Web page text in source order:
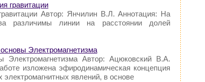
гравитации
Автор: Янчилин В.Л. Аннотация: На
различимы линии на расстоянии долей
Электромагнетизма
Электромагнетизма Автор: Ацюковский В.А.
изложена эфиродинамическая концепция
электромагнитных явлений, в основе